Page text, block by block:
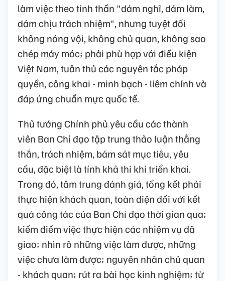
làm việc theo tinh thần "dám nghĩ, dám làm,
dám chịu trách nhiệm", nhưng tuyệt đối
không nóng vội, không chủ quan, không sao
chép máy móc; phải phù hợp với điều kiện
Việt Nam, tuân thủ các nguyên tắc pháp
quyền, công khai - minh bạch - liêm chính và
đáp ứng chuẩn mực quốc tế.
Thủ tướng Chính phủ yêu cầu các thành
viên Ban Chỉ đạo tập trung thảo luận thẳng
thắn, trách nhiệm, bám sát mục tiêu, yêu
cầu, đặc biệt là tính khả thi khi triển khai.
Trong đó, tâm trung đánh giá, tổng kết phải
thực hiện khách quan, toàn diện đối với kết
quả công tác của Ban Chỉ đạo thời gian qua;
kiểm điểm việc thực hiện các nhiệm vụ đã
giao; nhìn rõ những việc làm được, những
việc chưa làm được; nguyên nhân chủ quan
- khách quan; rút ra bài học kinh nghiệm; từ